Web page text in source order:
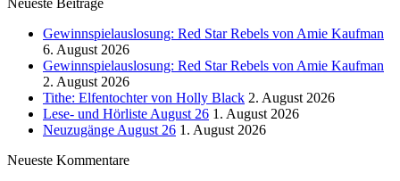
Gewinnspielauslosung: Red Star Rebels von Amie Kaufman
6. August 2026
Gewinnspielauslosung: Red Star Rebels von Amie Kaufman
2. August 2026
Tithe: Elfentochter von Holly Black 2. August 2026
Lese- und Hörliste August 26 1. August 2026
Neuzugänge August 26 1. August 2026
Neueste Kommentare